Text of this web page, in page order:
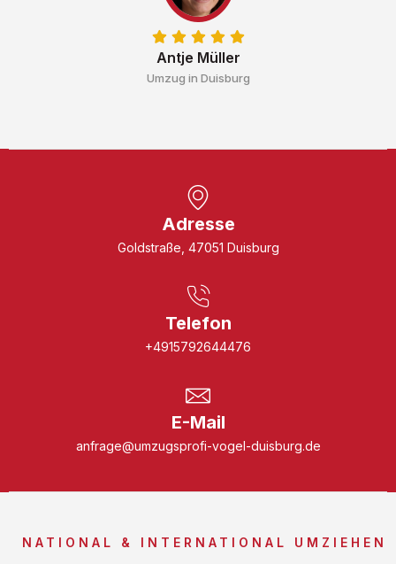
Antje Müller
Umzug in Duisburg
Adresse
Goldstraße, 47051 Duisburg
Telefon
+4915792644476
E-Mail
anfrage@umzugsprofi-vogel-duisburg.de
NATIONAL & INTERNATIONAL UMZIEHEN